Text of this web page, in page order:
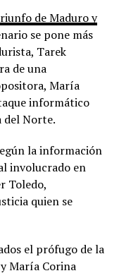
de Maduro y
se pone más
Tarek
de una
María
informático
del Norte.
la información
involucrado en
Toledo,
quien se
el prófugo de la
María Corina